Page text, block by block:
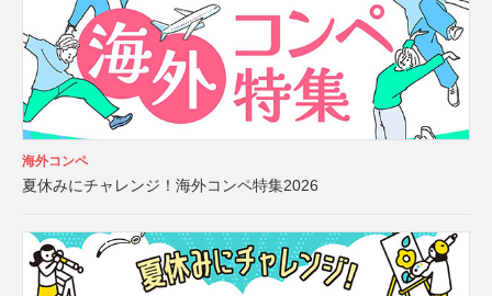
海外コンペ
夏休みにチャレンジ！海外コンペ特集2026